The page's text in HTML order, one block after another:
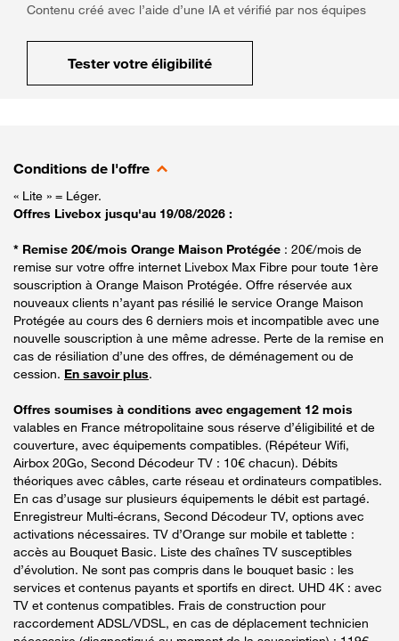
Contenu créé avec l’aide d’une IA et vérifié par nos équipes
Tester votre éligibilité
Conditions de l'offre
« Lite » = Léger.
Offres Livebox jusqu'au 19/08/2026 :
* Remise 20€/mois Orange Maison Protégée : 20€/mois de
remise sur votre offre internet Livebox Max Fibre pour toute 1ère
souscription à Orange Maison Protégée. Offre réservée aux
nouveaux clients n’ayant pas résilié le service Orange Maison
Protégée au cours des 6 derniers mois et incompatible avec une
nouvelle souscription à une même adresse. Perte de la remise en
cas de résiliation d’une des offres, de déménagement ou de
cession. En savoir plus.
Offres soumises à conditions avec engagement 12 mois
valables en France métropolitaine sous réserve d’éligibilité et de
couverture, avec équipements compatibles. (Répéteur Wifi,
Airbox 20Go, Second Décodeur TV : 10€ chacun). Débits
théoriques avec câbles, carte réseau et ordinateurs compatibles.
En cas d’usage sur plusieurs équipements le débit est partagé.
Enregistreur Multi-écrans, Second Décodeur TV, options avec
activations nécessaires. TV d’Orange sur mobile et tablette :
accès au Bouquet Basic. Liste des chaînes TV susceptibles
d’évolution. Ne sont pas compris dans le bouquet basic : les
services et contenus payants et sportifs en direct. UHD 4K : avec
TV et contenus compatibles. Frais de construction pour
raccordement ADSL/VDSL, en cas de déplacement technicien